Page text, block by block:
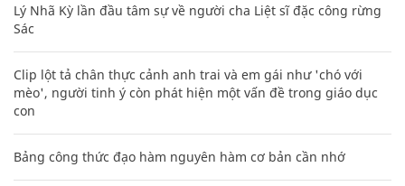
Lý Nhã Kỳ lần đầu tâm sự về người cha Liệt sĩ đặc công rừng
Sác
Clip lột tả chân thực cảnh anh trai và em gái như 'chó với
mèo', người tinh ý còn phát hiện một vấn đề trong giáo dục
con
Bảng công thức đạo hàm nguyên hàm cơ bản cần nhớ